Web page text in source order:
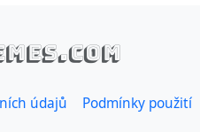
údajů Podmínky použití